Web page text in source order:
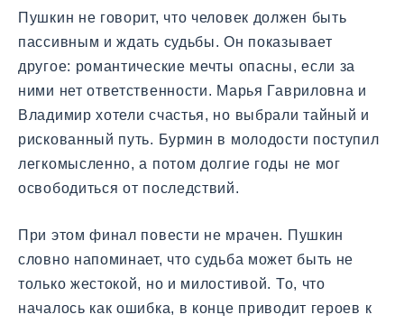
Пушкин не говорит, что человек должен быть
пассивным и ждать судьбы. Он показывает
другое: романтические мечты опасны, если за
ними нет ответственности. Марья Гавриловна и
Владимир хотели счастья, но выбрали тайный и
рискованный путь. Бурмин в молодости поступил
легкомысленно, а потом долгие годы не мог
освободиться от последствий.
При этом финал повести не мрачен. Пушкин
словно напоминает, что судьба может быть не
только жестокой, но и милостивой. То, что
началось как ошибка, в конце приводит героев к